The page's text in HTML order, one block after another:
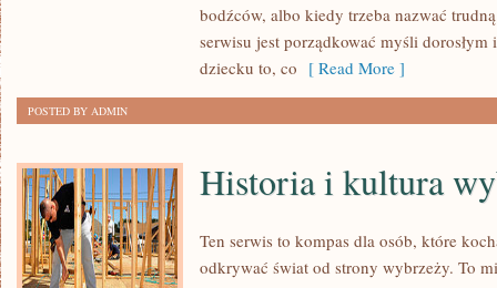
bodźców, albo kiedy trzeba nazwać
serwisu jest porządkować myśli
dziecku to, co [ Read More ]
POSTED BY ADMIN
Historia i kultura
Ten serwis to kompas dla osób, które
odkrywać świat od strony wybrzeży. To